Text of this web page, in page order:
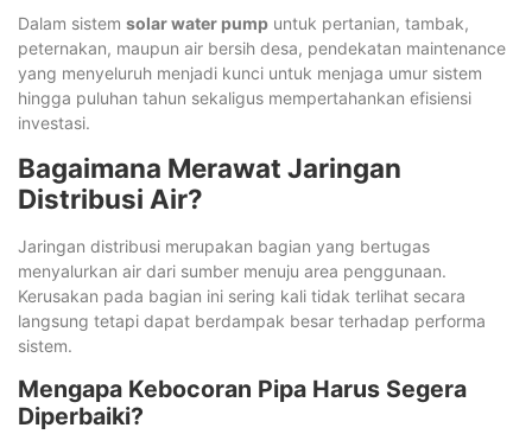
Dalam sistem solar water pump untuk pertanian, tambak,
peternakan, maupun air bersih desa, pendekatan maintenance
yang menyeluruh menjadi kunci untuk menjaga umur sistem
hingga puluhan tahun sekaligus mempertahankan efisiensi
investasi.
Bagaimana Merawat Jaringan
Distribusi Air?
Jaringan distribusi merupakan bagian yang bertugas
menyalurkan air dari sumber menuju area penggunaan.
Kerusakan pada bagian ini sering kali tidak terlihat secara
langsung tetapi dapat berdampak besar terhadap performa
sistem.
Mengapa Kebocoran Pipa Harus Segera
Diperbaiki?